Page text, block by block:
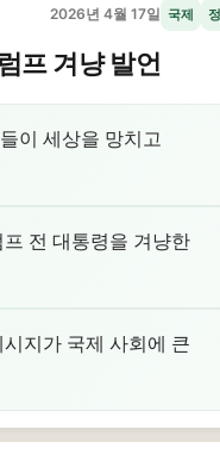
2026년 4월 17일 국제
프 겨냥 발언
이 세상을 망치고
전 대통령을 겨냥한
지가 국제 사회에 큰